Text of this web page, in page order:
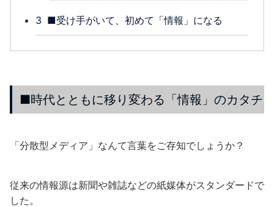
3 ■受け手がいて、初めて「情報」になる
■時代とともに移り変わる「情報」のカタチ
「分散型メディア」なんて言葉をご存知でしょうか？
従来の情報源は新聞や雑誌などの紙媒体がスタンダードで
した。